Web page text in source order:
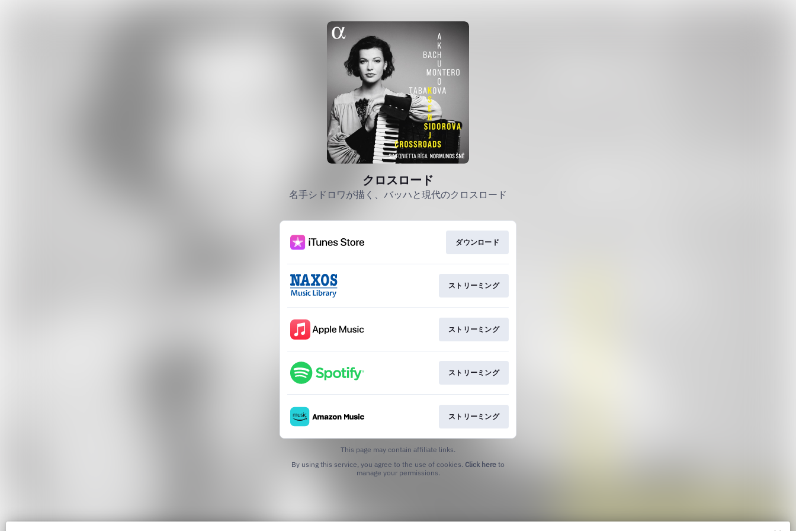
クロスロード
名手シドロワが描く、バッハと現代のクロスロード
ダウンロード
ストリーミング
ストリーミング
ストリーミング
ストリーミング
This page may contain affiliate links.
By using this service, you agree to the use of cookies. Click here to
manage your permissions.